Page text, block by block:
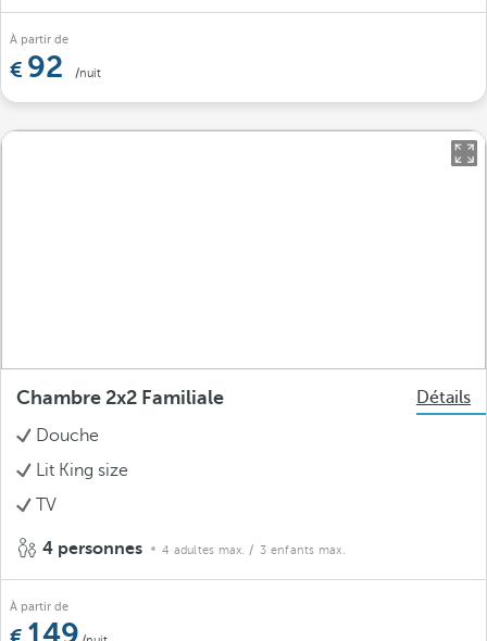
À partir de
92 /nuit
Chambre 2x2 Familiale
Détails
Douche
Lit King size
TV
4 personnes 4 adultes max. / 3 enfants max.
À partir de
149